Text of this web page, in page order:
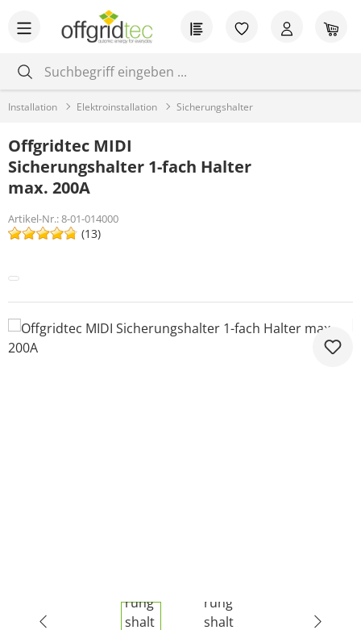
Zum Hauptinhalt springen Du hast 0
Installation Elektroinstallation Sicherungshalter
Offgridtec MIDI
Sicherungshalter 1-fach Halter
max. 200A
Artikel-Nr.:8-01-014000
(13)
Bildergalerie überspringen